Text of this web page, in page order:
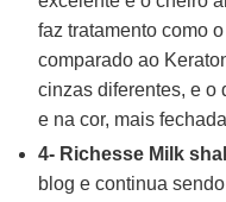
faz tratamento como
comparado ao
cinzas diferentes, e o
e na cor, mais
4- Richesse Milk
blog e continua